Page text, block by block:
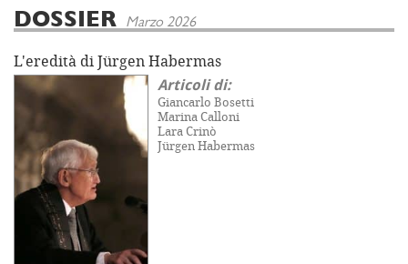
DOSSIER Marzo 2026
L'eredità di Jürgen Habermas
Articoli di:
Giancarlo Bosetti
Marina Calloni
Lara Crinò
Jürgen Habermas